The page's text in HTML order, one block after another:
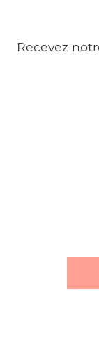
Recevez